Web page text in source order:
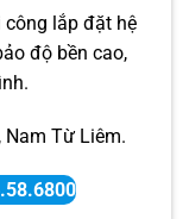
công lắp đặt hệ
độ bền cao,
Từ Liêm.